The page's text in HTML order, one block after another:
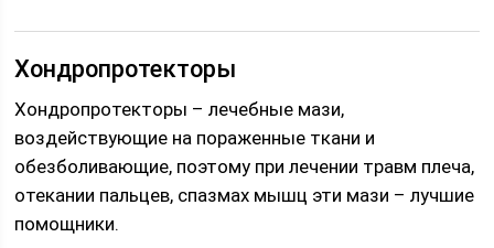
Хондропротекторы
Хондропротекторы – лечебные мази,
воздействующие на пораженные ткани и
обезболивающие, поэтому при лечении травм плеча,
отекании пальцев, спазмах мышц эти мази – лучшие
помощники.